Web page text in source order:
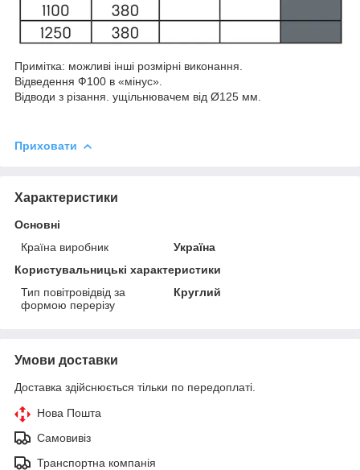
Примітка: можливі інші розмірні виконання.
Відведення Ф100 в «мінус».
Відводи з різання. ущільнювачем від Ø125 мм.
Приховати
Характеристики
Основні
Країна виробник
Україна
Користувальницькі характеристики
Тип повітровідвід за
формою перерізу
Круглий
Умови доставки
Доставка здійснюється тільки по передоплаті.
Нова Пошта
Самовивіз
Транспортна компанія